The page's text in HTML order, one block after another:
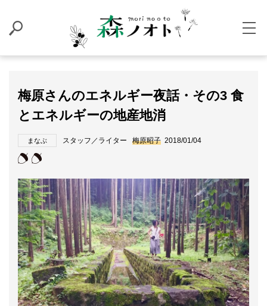
梅原さんのエネルギー夜話・その3 食
とエネルギーの地産地消
まなぶ スタッフ／ライター 梅原昭子 2018/01/04